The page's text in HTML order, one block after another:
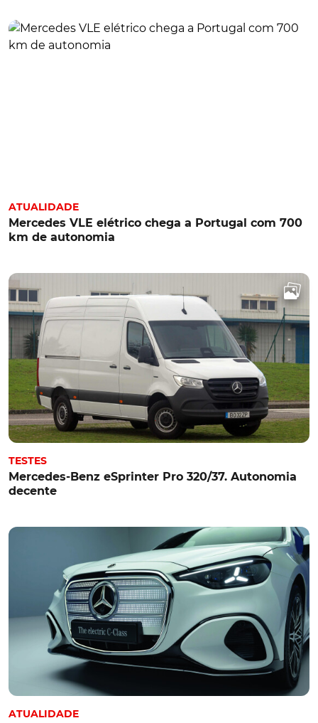
ATUALIDADE
Mercedes VLE elétrico chega a Portugal com 700
km de autonomia
TESTES
Mercedes-Benz eSprinter Pro 320/37. Autonomia
decente
ATUALIDADE